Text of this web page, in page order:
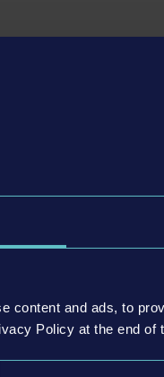
content and ads, to
Policy at the end of
disponible para PC!
de STEAM® y
MÁQUINAS
de Caterpillar,
Maneja un tractor
de carga PK 27002 SH
L310 de ATLAS, un